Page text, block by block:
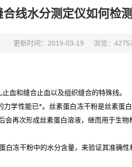
线水分测定仪如何检
更新时间：2019-03-19 浏览：4275
血和缝合止血以及组织缝合的特殊线。
力学性能已*。丝素蛋白冻干粉是丝素蛋
再次形成丝素蛋白溶液，继而用于生物
冻干粉中的水分含量，来验证其准确性